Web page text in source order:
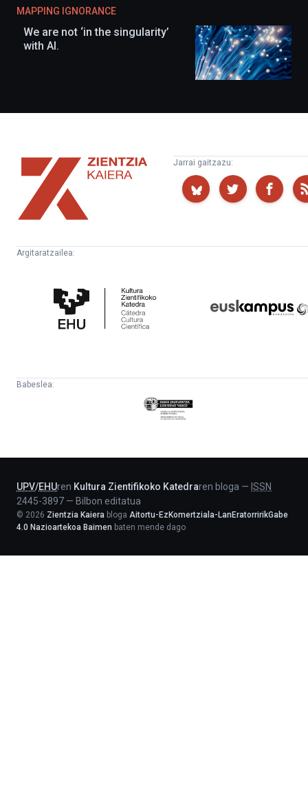
MAPPING IGNORANCE
We are not ‘in the singularity’
with AI.
Zientzia
Kaiera
Jarrai gaitzazu:
Argitaratzailea:
Zientifikoko
Katedra
Babeslea:
Eusko
Jaurlaritza
UPV/EHUren Kultura Zientifikoko Katedraren bloga — ISSN
2445-3897 — Bilbon editatua
© 2026 Zientzia Kaiera bloga Aitortu-EzKomertziala-LanEratorririkGabe
4.0 Nazioartekoa Baimen baten mende dago